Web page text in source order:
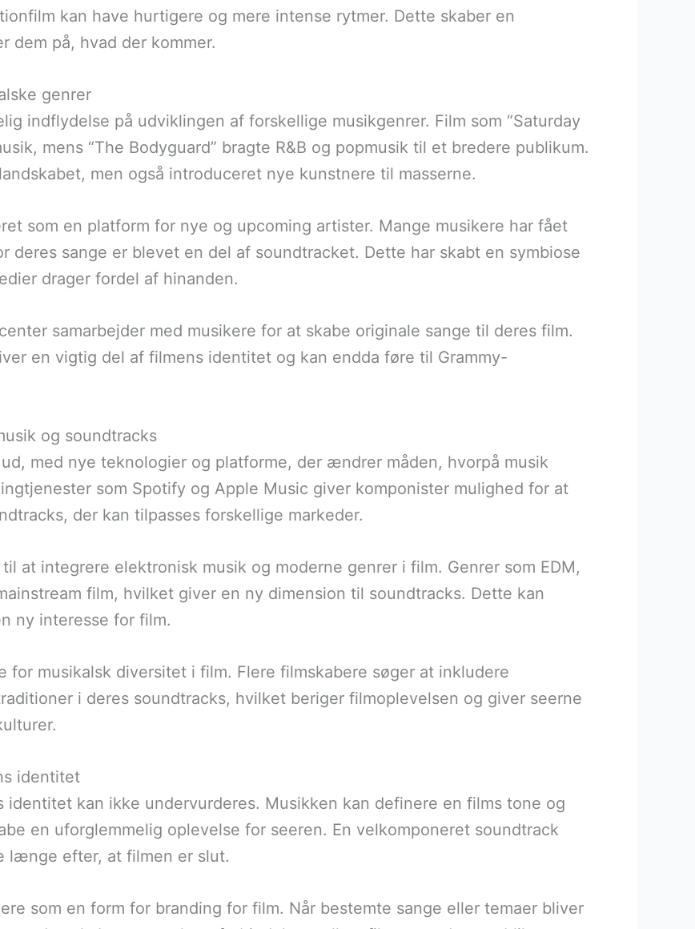
kan have hurtigere og mere intense rytmer. Dette skaber en
dem på, hvad der kommer.
genrer
indflydelse på udviklingen af forskellige musikgenrer. Film som “Saturday
mens “The Bodyguard” bragte R&B og popmusik til et bredere publikum.
men også introduceret nye kunstnere til masserne.
som en platform for nye og upcoming artister. Mange musikere har fået
deres sange er blevet en del af soundtracket. Dette har skabt en symbiose
drager fordel af hinanden.
samarbejder med musikere for at skabe originale sange til deres film.
en vigtig del af filmens identitet og kan endda føre til Grammy-
og soundtracks
med nye teknologier og platforme, der ændrer måden, hvorpå musik
som Spotify og Apple Music giver komponister mulighed for at
der kan tilpasses forskellige markeder.
at integrere elektronisk musik og moderne genrer i film. Genrer som EDM,
film, hvilket giver en ny dimension til soundtracks. Dette kan
ny interesse for film.
for musikalsk diversitet i film. Flere filmskabere søger at inkludere
i deres soundtracks, hvilket beriger filmoplevelsen og giver seerne
identitet
kan ikke undervurderes. Musikken kan definere en films tone og
en uforglemmelig oplevelse for seeren. En velkomponeret soundtrack
længe efter, at filmen er slut.
som en form for branding for film. Når bestemte sange eller temaer bliver